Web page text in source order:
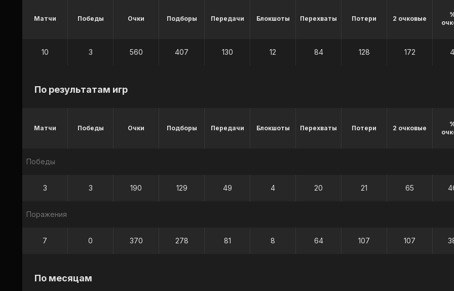
Матчи Победы Очки Подборы Передачи Блокшоты Перехваты Потери 2 очковые
10 3 560 407 130 12 84 128 172
По результатам игр
Матчи Победы Очки Подборы Передачи Блокшоты Перехваты Потери 2 очковые
Победы
3 3 190 129 49 4 20 21 65
Поражения
7 0 370 278 81 8 64 107 107
По месяцам